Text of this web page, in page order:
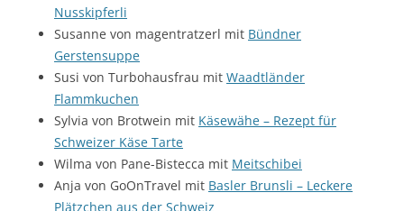
Nusskipferli
Susanne von magentratzerl mit Bündner
Gerstensuppe
Susi von Turbohausfrau mit Waadtländer
Flammkuchen
Sylvia von Brotwein mit Käsewähe – Rezept für
Schweizer Käse Tarte
Wilma von Pane-Bistecca mit Meitschibei
Anja von GoOnTravel mit Basler Brunsli – Leckere
Plätzchen aus der Schweiz